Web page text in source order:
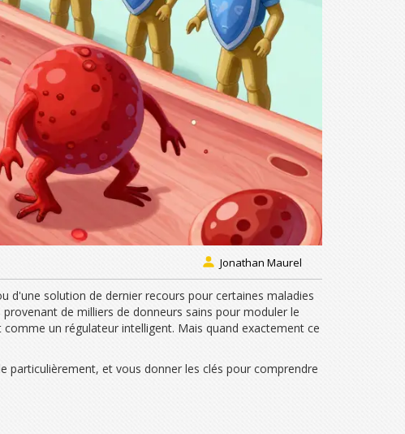
Jonathan Maurel
d'une solution de dernier recours pour certaines maladies
de milliers de donneurs sains pour moduler le
un régulateur intelligent. Mais quand exactement ce
particulièrement, et vous donner les clés pour comprendre